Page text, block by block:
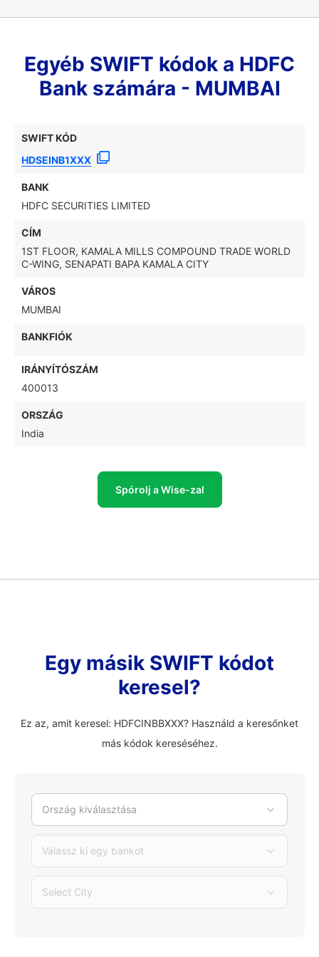
Egyéb SWIFT kódok a HDFC
Bank számára - MUMBAI
SWIFT KÓD
HDSEINB1XXX
BANK
HDFC SECURITIES LIMITED
CÍM
1ST FLOOR, KAMALA MILLS COMPOUND TRADE WORLD
C-WING, SENAPATI BAPA KAMALA CITY
VÁROS
MUMBAI
BANKFIÓK
IRÁNYÍTÓSZÁM
400013
ORSZÁG
India
Spórolj a Wise-zal
Egy másik SWIFT kódot
keresel?
Ez az, amit keresel: HDFCINBBXXX? Használd a keresőnket
más kódok kereséséhez.
Ország kiválasztása
Válassz ki egy bankot
Select City